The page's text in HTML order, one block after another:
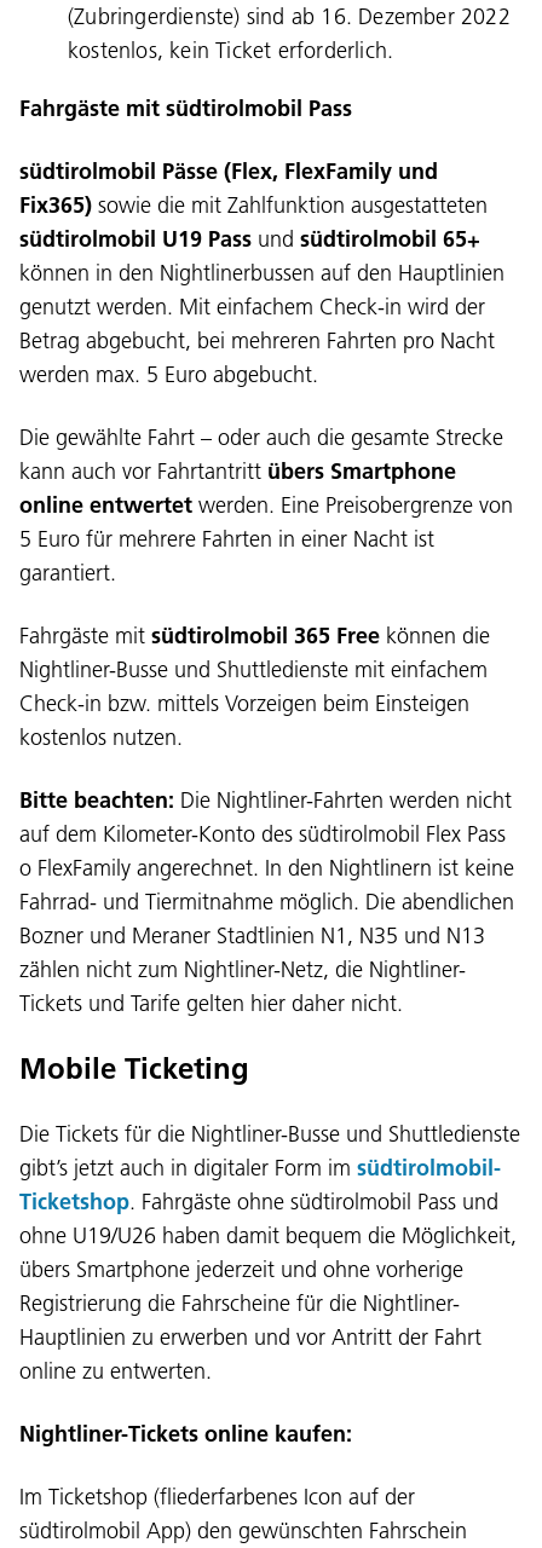
(Zubringerdienste) sind ab 16. Dezember 2022
kostenlos, kein Ticket erforderlich.
Fahrgäste mit südtirolmobil Pass
südtirolmobil Pässe (Flex, FlexFamily und
Fix365) sowie die mit Zahlfunktion ausgestatteten
südtirolmobil U19 Pass und südtirolmobil 65+
können in den Nightlinerbussen auf den Hauptlinien
genutzt werden. Mit einfachem Check-in wird der
Betrag abgebucht, bei mehreren Fahrten pro Nacht
werden max. 5 Euro abgebucht.
Die gewählte Fahrt – oder auch die gesamte Strecke
kann auch vor Fahrtantritt übers Smartphone
online entwertet werden. Eine Preisobergrenze von
5 Euro für mehrere Fahrten in einer Nacht ist
garantiert.
Fahrgäste mit südtirolmobil 365 Free können die
Nightliner-Busse und Shuttledienste mit einfachem
Check-in bzw. mittels Vorzeigen beim Einsteigen
kostenlos nutzen.
Bitte beachten: Die Nightliner-Fahrten werden nicht
auf dem Kilometer-Konto des südtirolmobil Flex Pass
o FlexFamily angerechnet. In den Nightlinern ist keine
Fahrrad- und Tiermitnahme möglich. Die abendlichen
Bozner und Meraner Stadtlinien N1, N35 und N13
zählen nicht zum Nightliner-Netz, die Nightliner-
Tickets und Tarife gelten hier daher nicht.
Mobile Ticketing
Die Tickets für die Nightliner-Busse und Shuttledienste
gibt’s jetzt auch in digitaler Form im südtirolmobil-
Ticketshop. Fahrgäste ohne südtirolmobil Pass und
ohne U19/U26 haben damit bequem die Möglichkeit,
übers Smartphone jederzeit und ohne vorherige
Registrierung die Fahrscheine für die Nightliner-
Hauptlinien zu erwerben und vor Antritt der Fahrt
online zu entwerten.
Nightliner-Tickets online kaufen:
Im Ticketshop (fliederfarbenes Icon auf der
südtirolmobil App) den gewünschten Fahrschein